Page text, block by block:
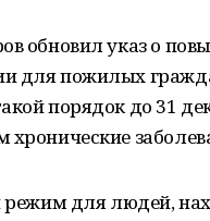
обновил указ о
для пожилых
порядок до 31
режим для людей,